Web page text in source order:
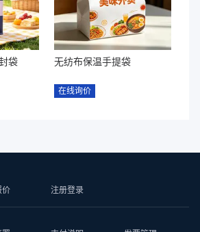
袋 无纺布保温手提袋
在线询价
价 注册登录